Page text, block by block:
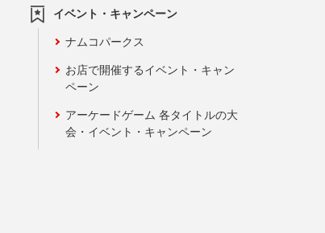
イベント・キャンペーン
ナムコパークス
お店で開催するイベント・キャン
ペーン
アーケードゲーム 各タイトルの大
会・イベント・キャンペーン